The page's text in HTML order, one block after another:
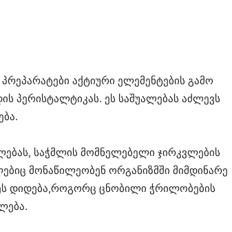
აქტიური ელემენტების გამო
პერისტალტიკას. ეს საშუალებას აძლევს
საჭმლის მომნელებელი ჯირკვლების
მონაწილეობენ ორგანიზმში მიმდინარე
დიდება,როგორც ცნობილი ჭრილობების